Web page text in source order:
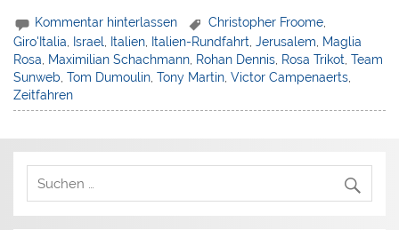
Kommentar hinterlassen Christopher Froome,
Giro'Italia
Israel Italien Italien-Rundfahrt ,Jerusalem
Maglia
Rosa
Maximilian Schachmann Rohan Dennis Rosa Trikot ,Team
Sunweb ,Tom Dumoulin ,Tony Martin ,Victor Campenaerts
Zeitfahren